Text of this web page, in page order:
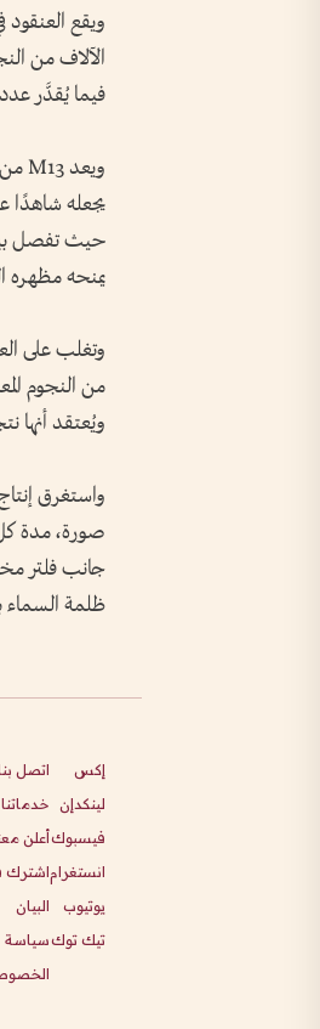
فيما يُقدَّر عدد نجومه
يجعله شاهدًا
حيث تفصل
يمنحه مظهره
وتغلب على
من النجوم
ويُعتقد أنها
جانب فلتر
ظلمة السماء بنحو 7 على
إكس
لينكدإن
فيسبوك
انستغرام
يوتيوب
تيك توك
اتصل
خدماتنا
أعلن
اشترك
البيان
سياسة